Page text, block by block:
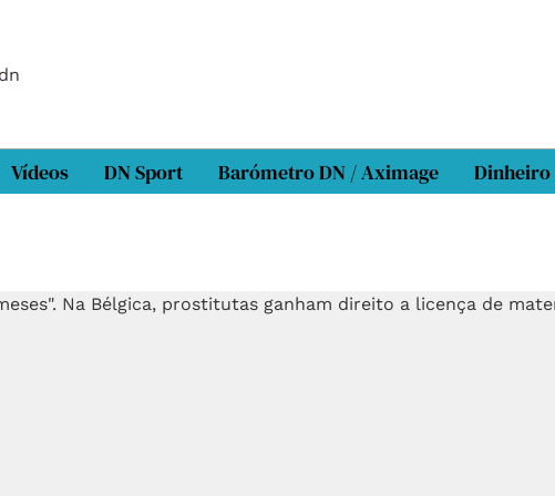
Vídeos DN Sport Barómetro DN / Aximage Dinheiro